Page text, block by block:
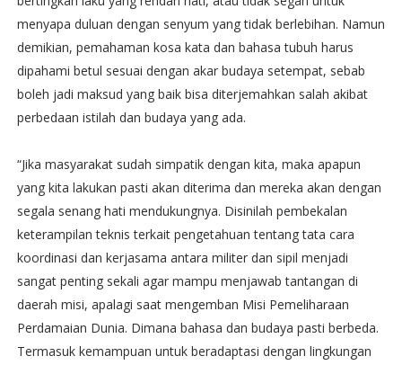
menyapa duluan dengan senyum yang tidak berlebihan. Namun
demikian, pemahaman kosa kata dan bahasa tubuh harus
dipahami betul sesuai dengan akar budaya setempat, sebab
boleh jadi maksud yang baik bisa diterjemahkan salah akibat
perbedaan istilah dan budaya yang ada.
“Jika masyarakat sudah simpatik dengan kita, maka apapun
yang kita lakukan pasti akan diterima dan mereka akan dengan
segala senang hati mendukungnya. Disinilah pembekalan
keterampilan teknis terkait pengetahuan tentang tata cara
koordinasi dan kerjasama antara militer dan sipil menjadi
sangat penting sekali agar mampu menjawab tantangan di
daerah misi, apalagi saat mengemban Misi Pemeliharaan
Perdamaian Dunia. Dimana bahasa dan budaya pasti berbeda.
Termasuk kemampuan untuk beradaptasi dengan lingkungan